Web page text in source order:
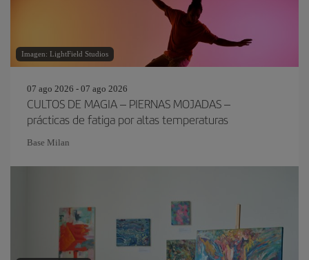
Imagen: LightField Studios
07 ago 2026 - 07 ago 2026
CULTOS DE MAGIA – PIERNAS MOJADAS –
prácticas de fatiga por altas temperaturas
Base Milan